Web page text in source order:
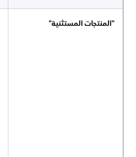
"المنتجات المستثنية"